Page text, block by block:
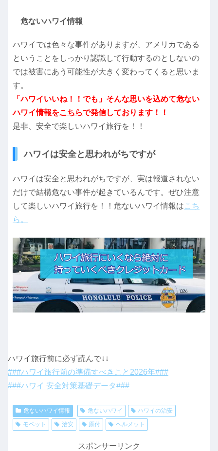
危ないハワイ情報
ハワイでは色々な事件がありますが、アメリカである
ということをしっかり認識して行動するのとしないの
では被害にあう可能性が大きく変わってくると思いま
す。
「ハワイいいね！！でも」そんな思いを込めて危ない
ハワイ情報をこちらで発信しております！！
是非、安全で楽しいハワイ旅行を！！
ハワイは安全と思われがちですが
ハワイは安全と思われがちですが、実は報道されない
だけで結構危ない事件が起きているんです。ぜひ注意
して楽しいハワイ旅行を！！危ないハワイ情報はこち
ら。
ハワイ旅行前に必ず読んで↓↓
###ハワイ旅行前の準備すべきこと2026年###
###ハワイ 安全対策基礎データ###
危ないハワイ情報 危ないハワイ
ハワイの治安
モペット
治安 原付 ヘルメット
スポンサーリンク